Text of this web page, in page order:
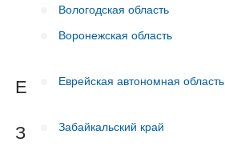
Вологодская область
Воронежская область
Е Еврейская автономная область
З Забайкальский край